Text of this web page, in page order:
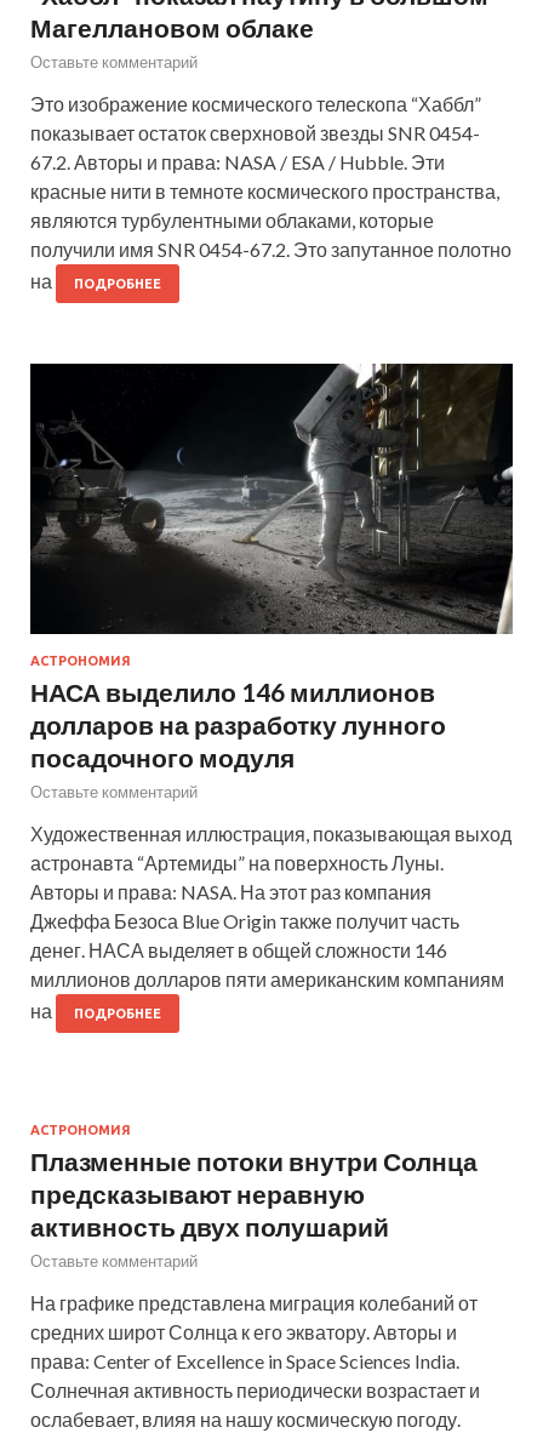
Магеллановом облаке
Оставьте комментарий
Это изображение космического телескопа “Хаббл”
показывает остаток сверхновой звезды SNR 0454-
67.2. Авторы и права: NASA / ESA / Hubble. Эти
красные нити в темноте космического пространства,
являются турбулентными облаками, которые
получили имя SNR 0454-67.2. Это запутанное полотно
на
ПОДРОБНЕЕ
АСТРОНОМИЯ
НАСА выделило 146 миллионов
долларов на разработку лунного
посадочного модуля
Оставьте комментарий
Художественная иллюстрация, показывающая выход
астронавта “Артемиды” на поверхность Луны.
Авторы и права: NASA. На этот раз компания
Джеффа Безоса Blue Origin также получит часть
денег. НАСА выделяет в общей сложности 146
миллионов долларов пяти американским компаниям
на
ПОДРОБНЕЕ
АСТРОНОМИЯ
Плазменные потоки внутри Солнца
предсказывают неравную
активность двух полушарий
Оставьте комментарий
На графике представлена миграция колебаний от
средних широт Солнца к его экватору. Авторы и
права: Center of Excellence in Space Sciences India.
Солнечная активность периодически возрастает и
ослабевает, влияя на нашу космическую погоду.